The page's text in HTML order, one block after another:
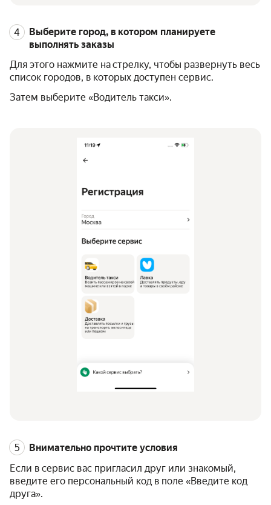
Выберите город, в котором планируете
выполнять заказы
Для этого нажмите на стрелку, чтобы развернуть весь
список городов, в которых доступен сервис.
Затем выберите «Водитель такси».
Внимательно прочтите условия
Если в сервис вас пригласил друг или знакомый,
введите его персональный код в поле «Введите код
друга».